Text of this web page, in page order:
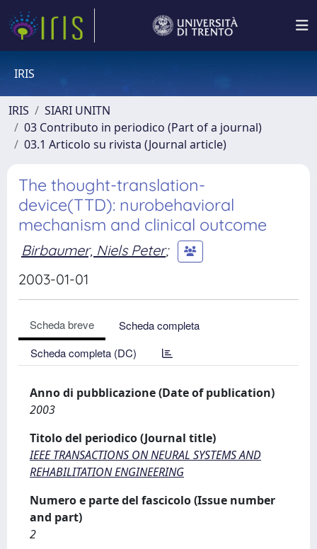
IRIS
IRIS
SIARI UNITN
03 Contributo in periodico (Part of a journal)
03.1 Articolo su rivista (Journal article)
The thought-translation-
device(TTD): nurobehavioral
mechanism and clinical outcome
Birbaumer, Niels Peter;
2003-01-01
Scheda breve
Scheda completa
Scheda completa (DC)
Anno di pubblicazione (Date of publication)
2003
Titolo del periodico (Journal title)
IEEE TRANSACTIONS ON NEURAL SYSTEMS AND
REHABILITATION ENGINEERING
Numero e parte del fascicolo (Issue number
and part)
2